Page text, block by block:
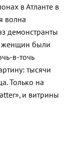
в Атланте в
волна
демонстранты
женщин были
в-точь
тысячи
Только на
и витрины